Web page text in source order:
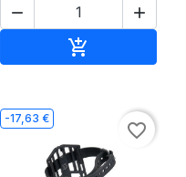
 

-17,63 €
favorite_border